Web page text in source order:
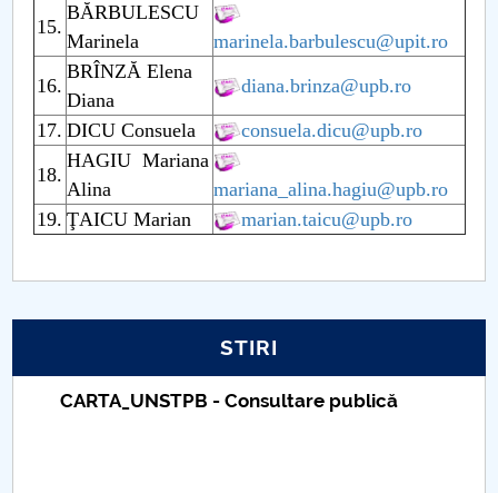
Raportul Conducerii Centrului Universitar Pitești
privind implementarea Planului Operațional 2020-
2024
Parteneri CUP
Centrul de Consiliere și Orientare în Carieră
15.
BĂRBULESCU
Marinela
marinela.barbulescu@upit.ro
16.
BRÎNZĂ Elena
Diana
diana.brinza@upb.ro
17. DICU Consuela
consuela.dicu@upb.ro
18.
HAGIU Mariana
Alina
mariana_alina.hagiu@upb.ro
19. ŢAICU Marian marian.taicu@upb.ro
STIRI
- Consultare publică
Taxe de